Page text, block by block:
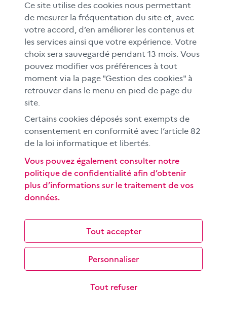
Rechercher une information sur internet
Les objectifs de cette séquence pédagogique à
destination des élèves du cycle 3 sont de découvrir le
fonctionnement d’un moteur de…
Comprendre et exploiter le format
Popularisée par Snapchat et reprise par de nombreuses
plateformes, la story est destinée à un public jeune et
Ce site utilise des cookies nous permettant
de mesurer la fréquentation du site et, avec
votre accord, d’en améliorer les contenus et
les services ainsi que votre expérience. Votre
choix sera sauvegardé pendant 13 mois. Vous
pouvez modifier vos préférences à tout
moment via la page "Gestion des cookies" à
retrouver dans le menu en pied de page du
site.
Certains cookies déposés sont exempts de
consentement en conformité avec l’article 82
de la loi informatique et libertés.
Tout accepter
Tout refuser
Personnaliser
Vous pouvez également consulter notre
politique de confidentialité afin d’obtenir
plus d’informations sur le traitement de vos
données.